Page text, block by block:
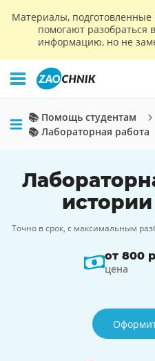
Материалы, подготовленные
помогают разобраться
информацию, но не
📚 Помощь студентам
📚 Лабораторная работа
истории
Точно в срок, с максимальным
от 800
цена